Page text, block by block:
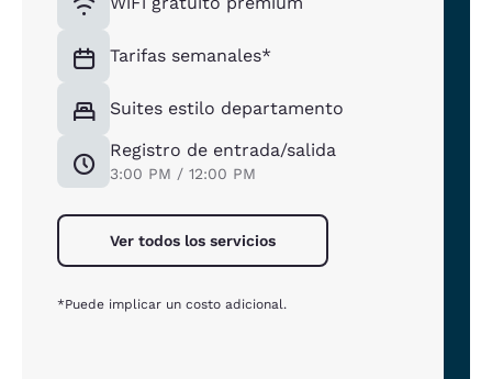
Tarifas semanales*
Suites estilo departamento
Registro de entrada/salida
3:00 PM / 12:00 PM
Ver todos los servicios
*Puede implicar un costo adicional.